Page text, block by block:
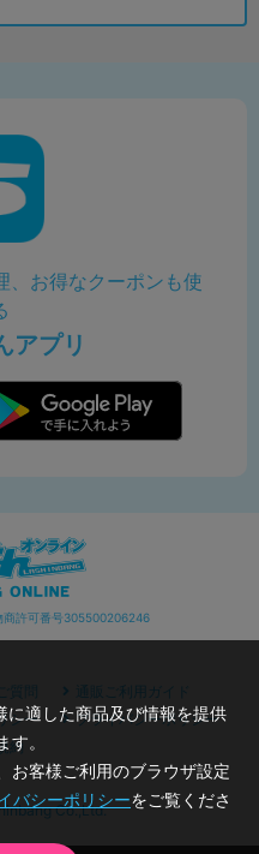
、お得なクーポンも使
アプリ
商許可番号305500206246
質問
通販ご利用ガイド
シー
プライバシーポリシー
約
Co.,Ltd.
に適した商品及び情報を提供
。
お客様ご利用のブラウザ設定
バシーポリシーをご覧くださ